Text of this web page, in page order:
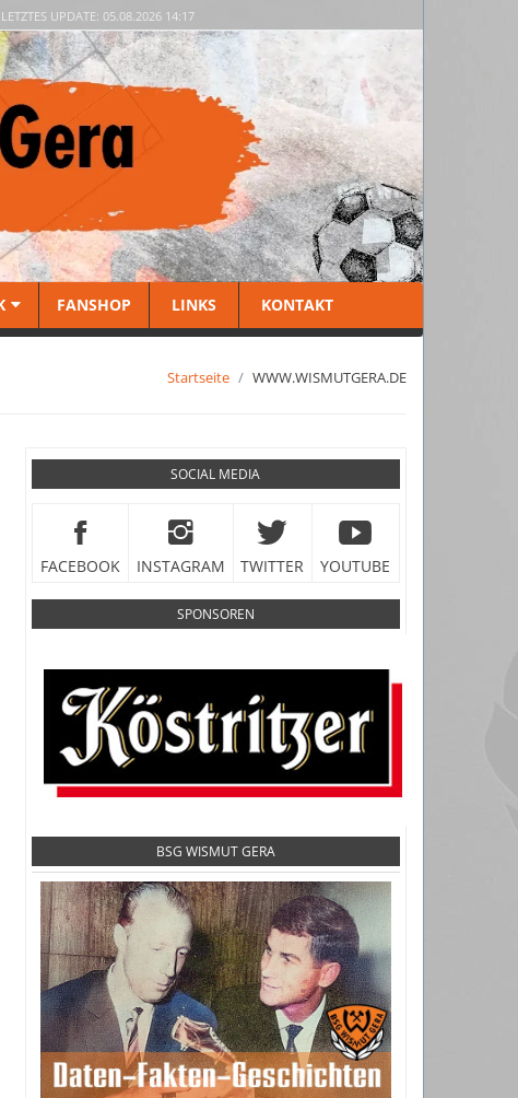
LETZTES UPDATE: 05.08.2026 14:17
FANSHOP LINKS KONTAKT
Startseite WWW.WISMUTGERA.DE
SOCIAL MEDIA
FACEBOOK INSTAGRAM TWITTER YOUTUBE
SPONSOREN
BSG WISMUT GERA